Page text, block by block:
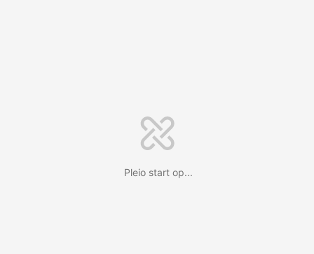
Pleio start op...